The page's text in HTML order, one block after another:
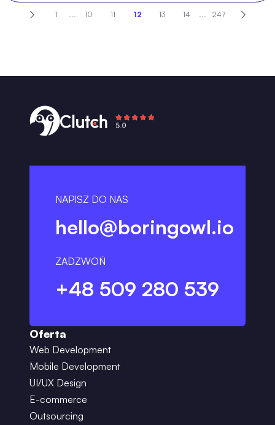
1 ... 10 11 12 13 14 ... 247
NAPISZ DO NAS
hello@boringowl.io
ZADZWOŃ
+48 509 280 539
Oferta
Web Development
Mobile Development
UI/UX Design
E-commerce
Outsourcing